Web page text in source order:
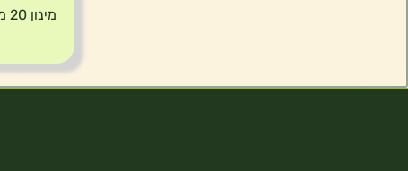
מינון 20 מ”ג בכמוסה .